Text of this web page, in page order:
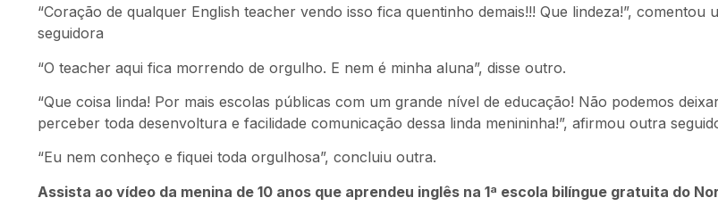
“Coração de qualquer English teacher vendo isso fica quentinho demais!!! Que lindeza!”, comentou
seguidora
“O teacher aqui fica morrendo de orgulho. E nem é minha aluna”, disse outro.
“Que coisa linda! Por mais escolas públicas com um grande nível de educação! Não podemos
perceber toda desenvoltura e facilidade comunicação dessa linda menininha!”, afirmou outra
“Eu nem conheço e fiquei toda orgulhosa”, concluiu outra.
Assista ao vídeo da menina de 10 anos que aprendeu inglês na 1ª escola bilíngue gratuita do